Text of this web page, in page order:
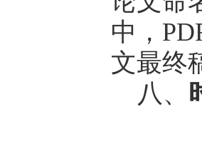
中，
文最终
八、